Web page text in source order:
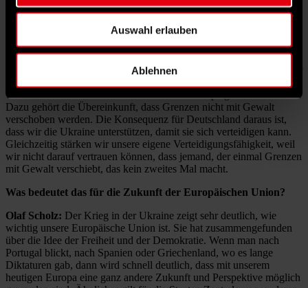
Auswahl erlauben
Ablehnen
dass die Solidarität über die Zeit nicht abgenommen hat, sondern bis
Olaf Scholz:Russlands Krieg gegen die Ukraine ist eine
Zeitenwende. Ich habe das damals bewusst so gesagt, weil Wladimir
viele Jahrzehnte Frieden und Sicherheit in Europa garantiert hat.
Dazu gehört die Übereinkunft, dass Grenzen nicht mit Gewalt
verschoben werden. Die Konsequenz für Deutschland daraus ist,
dass wir die Ukraine unterstützen, damit sie sich verteidigen kann.
Gleichzeitig stärken wir unsere eigene Verteidigungsfähigkeit, weil
wir nicht darauf vertrauen können, dass jemand, der einmal Grenzen
mit Gewalt verschiebt, das kein zweites Mal macht.
Was bedeutet das für die Zukunft der Europäischen Union?
Olaf Scholz: Der Krieg in der Ukraine zeigt sehr deutlich, wie
wichtig unsere Europäische Union ist. Sie hat zusammengefunden
über die Idee der Freiheit und der Demokratie. Wenn man nach
Portugal blickt, nach Spanien oder Griechenland, wo es lange
Diktaturen gab, dann wird schnell deutlich, dass mit unserem
heutigen Europa eine ganz andere Zukunft und Perspektive möglich